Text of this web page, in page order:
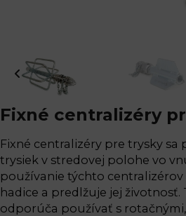
Fixné centralizéry
Fixné centralizéry pre trysky sa
trysiek v stredovej polohe vo
používanie týchto centralizérov
hadice a predlžuje jej životnosť.
odporúča používať s